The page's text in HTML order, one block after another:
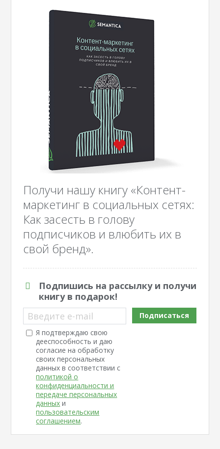
Получи нашу книгу «Контент-
маркетинг в социальных сетях:
Как засесть в голову
подписчиков и влюбить их в
свой бренд».
Подпишись на рассылку и получи
книгу в подарок!
Введите e-mail
Я подтверждаю свою
дееспособность и даю
согласие на обработку
своих персональных
данных в соответствии с
политикой о
конфиденциальности и
передаче персональных
данных и
пользовательским
соглашением.
Подписаться